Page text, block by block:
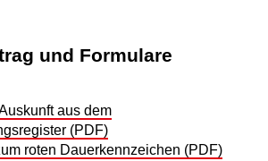
und Formulare
aus dem
(PDF)
roten Dauerkennzeichen (PDF)